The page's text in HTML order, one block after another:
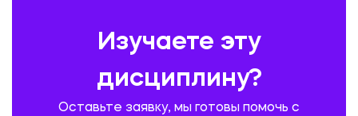
ПРОИЗВОДСТВО ПРОДУКЦИИ И ОРГАНИЗАЦИЯ ОБЩЕСТВЕННОГО
ПРОМЫШЛЕННОЕ И ГРАЖДАНСКОЕ СТРОИТЕЛЬСТВО
Изучаете эту
дисциплину?
Оставьте заявку, мы готовы помочь с